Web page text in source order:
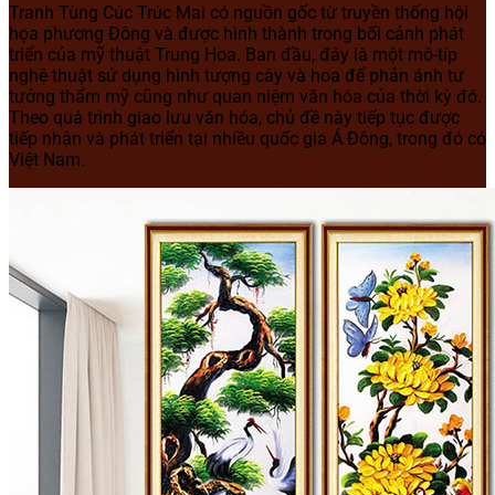
Tranh Tùng Cúc Trúc Mai có nguồn gốc từ truyền thống hội
họa phương Đông và được hình thành trong bối cảnh phát
triển của mỹ thuật Trung Hoa. Ban đầu, đây là một mô-típ
nghệ thuật sử dụng hình tượng cây và hoa để phản ánh tư
tưởng thẩm mỹ cũng như quan niệm văn hóa của thời kỳ đó.
Theo quá trình giao lưu văn hóa, chủ đề này tiếp tục được
tiếp nhận và phát triển tại nhiều quốc gia Á Đông, trong đó có
Việt Nam.